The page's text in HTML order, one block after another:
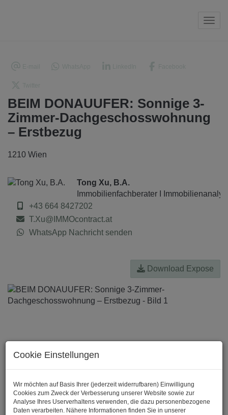
BEIM DONAUUFER: Sonnige 3-
Zimmer-Dachgeschosswohnung
– Erstbezug
1210 Wien
Tong Xu, B.A.
Immobilienfachberater I
+43 664 8427202
T.Xu@IMMOcontract.at
WhatsApp Nachricht senden
Download Expose
Cookie Einstellungen
Wir möchten auf Basis Ihrer (jederzeit widerrufbaren) Einwilligung
Cookies zum Zweck der Verbesserung unserer Website sowie zur
Analyse Ihres Userverhaltens verwenden, die dazu personenbezogene
Daten verarbeiten. Nähere Informationen finden Sie in unserer